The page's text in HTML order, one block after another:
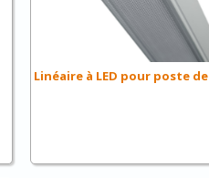
Linéaire à LED pour poste